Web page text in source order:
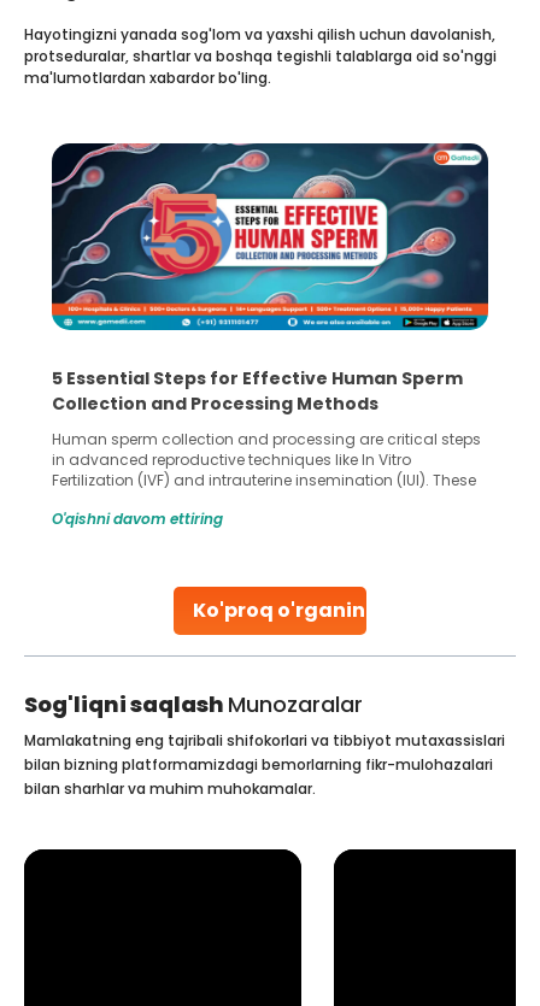
Ko'proq o'rganing
Hayotingizni yanada sog'lom va yaxshi qilish uchun davolanish,
protseduralar, shartlar va boshqa tegishli talablarga oid so'nggi
ma'lumotlardan xabardor bo'ling.
5 Essential Steps for Effective Human Sperm
Collection and Processing Methods
Human sperm collection and processing are critical steps
in advanced reproductive techniques like In Vitro
Fertilization (IVF) and intrauterine insemination (IUI). These
challenges and help couples achieve their dream of
collected, they process the
O'qishni davom ettiring
Sog'liqni saqlash Munozaralar
Mamlakatning eng tajribali shifokorlari va tibbiyot mutaxassislari
bilan bizning platformamizdagi bemorlarning fikr-mulohazalari
bilan sharhlar va muhim muhokamalar.